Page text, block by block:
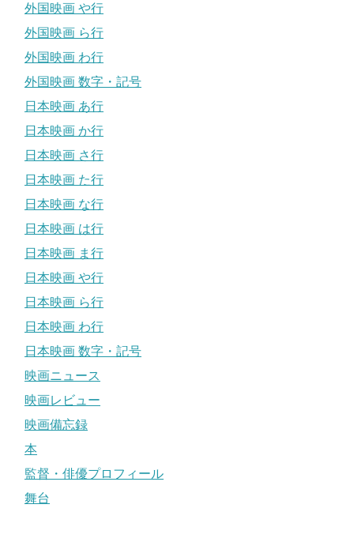
外国映画 や行
外国映画 ら行
外国映画 わ行
外国映画 数字・記号
日本映画 あ行
日本映画 か行
日本映画 さ行
日本映画 た行
日本映画 な行
日本映画 は行
日本映画 ま行
日本映画 や行
日本映画 ら行
日本映画 わ行
日本映画 数字・記号
映画ニュース
映画レビュー
映画備忘録
本
監督・俳優プロフィール
舞台